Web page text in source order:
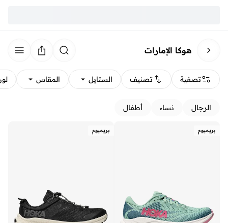
هوكا الإمارات
تصفية تصنيف الستايل المقاس
الرجال نساء أطفال
بريميوم بريميوم